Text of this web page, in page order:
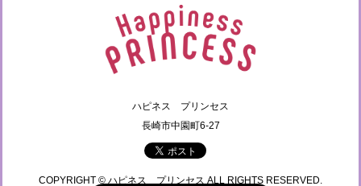
ハピネス プリンセス
長崎市中園町6-27
COPYRIGHT © ハピネス プリンセス ALL RIGHTS RESERVED.